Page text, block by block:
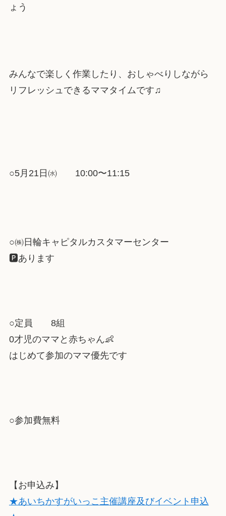
ょう
みんなで楽しく作業したり、おしゃべりしながら
リフレッシュできるママタイムです♫
○5月21日㈬ 10:00〜11:15
○㈱日輪キャピタルカスタマーセンター
🅿️あります
○定員 8組
0才児のママと赤ちゃん👶
はじめて参加のママ優先です
○参加費無料
【お申込み】
★あいちかすがいっこ主催講座及びイベント申込